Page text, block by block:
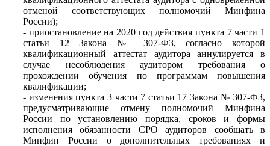
отменой соответствующих полномочий Минфина
России);
- приостановление на 2020 год действия пункта 7 части 1
статьи 12 Закона № 307-ФЗ, согласно которой
квалификационный аттестат аудитора аннулируется в
случае несоблюдения аудитором требования о
прохождении обучения по программам повышения
квалификации;
- изменения пункта 3 части 7 статьи 17 Закона № 307-ФЗ,
предусматривающие отмену полномочий Минфина
России по установлению порядка, сроков и формы
исполнения обязанности СРО аудиторов сообщать в
Минфин России о дополнительных требованиях и